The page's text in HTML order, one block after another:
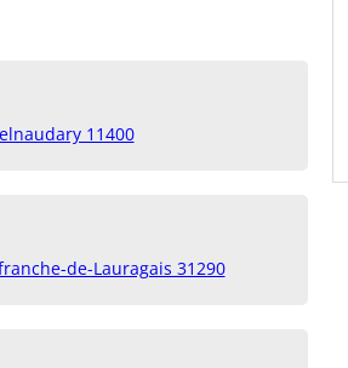
11400
de-Lauragais 31290